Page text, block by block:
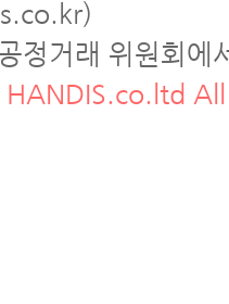
정거래 위원회